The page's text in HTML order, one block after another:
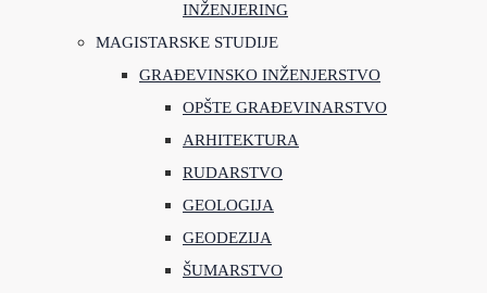
INŽENJERING
MAGISTARSKE STUDIJE
GRAĐEVINSKO INŽENJERSTVO
OPŠTE GRAĐEVINARSTVO
ARHITEKTURA
RUDARSTVO
GEOLOGIJA
GEODEZIJA
ŠUMARSTVO